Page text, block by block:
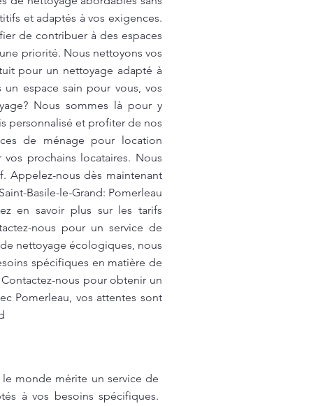
et adaptés à vos exigences.
de contribuer à des espaces
priorité. Nous nettoyons vos
pour un nettoyage adapté à
espace sain pour vous, vos
Nous sommes là pour y
personnalisé et profiter de nos
de ménage pour location
prochains locataires. Nous
Appelez-nous dès maintenant
Basile-le-Grand: Pomerleau
en savoir plus sur les tarifs
nous pour un service de
nettoyage écologiques, nous
spécifiques en matière de
nous pour obtenir un
Pomerleau, vos attentes sont
monde mérite un service de
à vos besoins spécifiques.